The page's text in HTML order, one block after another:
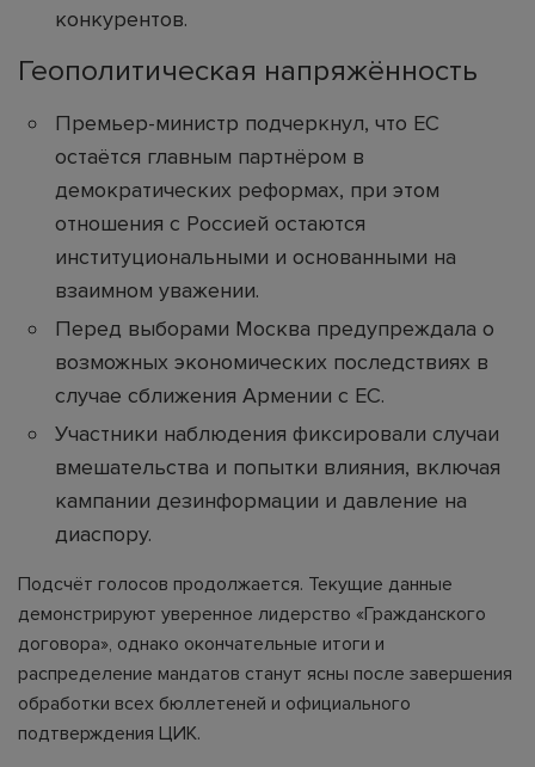
конкурентов.
Геополитическая напряжённость
Премьер-министр подчеркнул, что ЕС
остаётся главным партнёром в
демократических реформах, при этом
отношения с Россией остаются
институциональными и основанными на
взаимном уважении.
Перед выборами Москва предупреждала о
возможных экономических последствиях в
случае сближения Армении с ЕС.
Участники наблюдения фиксировали случаи
вмешательства и попытки влияния, включая
кампании дезинформации и давление на
диаспору.
Подсчёт голосов продолжается. Текущие данные
демонстрируют уверенное лидерство «Гражданского
договора», однако окончательные итоги и
распределение мандатов станут ясны после завершения
обработки всех бюллетеней и официального
подтверждения ЦИК.